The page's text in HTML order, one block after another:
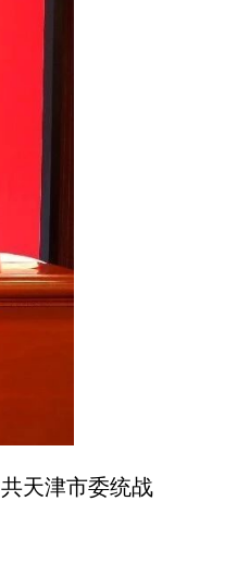
天津市委统战